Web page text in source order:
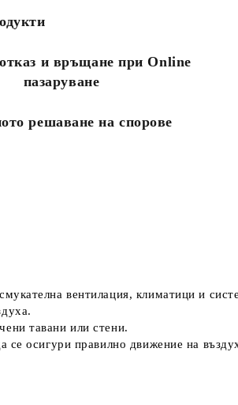
и връщане при Online
пазаруване
решаване на спорове
вентилация, климатици и
тавани или стени.
се осигури правилно движение на